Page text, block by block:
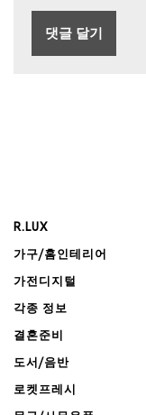
R.LUX
가구/홈인테리어
가전디지털
각종 정보
결혼준비
도서/음반
로켓프레시